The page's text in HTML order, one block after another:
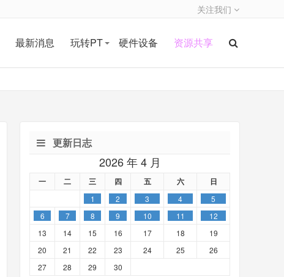
关注我们
最新消息 玩转PT 硬件设备 资源共享
更新日志
2026 年 4 月
一 二 三 四 五 六 日
1 2 3 4
5
6
7 8 9 10 11
12
13
14 15 16 17 18
19
20
21 22 23 24 25
26
27
28 29 30